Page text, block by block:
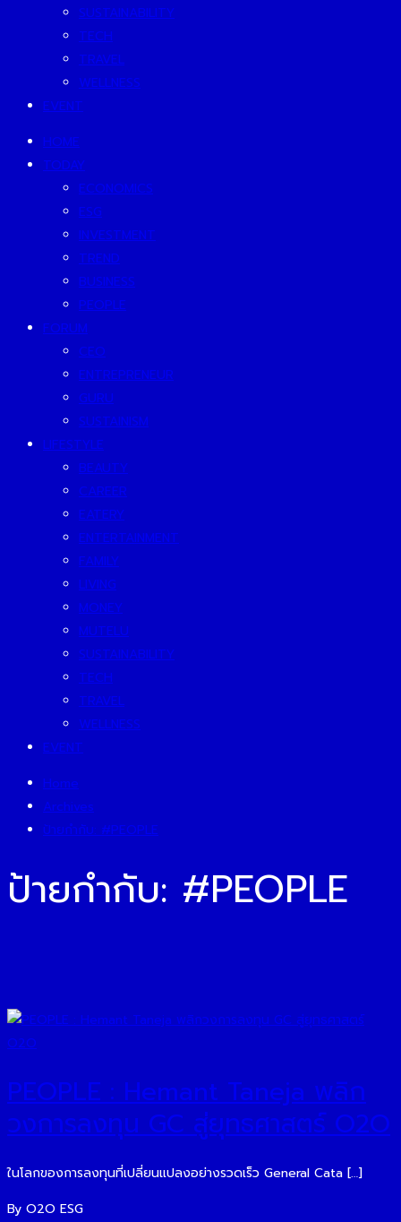
SUSTAINABILITY
TECH
TRAVEL
WELLNESS
EVENT
HOME
TODAY
ECONOMICS
ESG
INVESTMENT
TREND
BUSINESS
PEOPLE
FORUM
CEO
ENTREPRENEUR
GURU
SUSTAINISM
LIFESTYLE
BEAUTY
CAREER
EATERY
ENTERTAINMENT
FAMILY
LIVING
MONEY
MUTELU
SUSTAINABILITY
TECH
TRAVEL
WELLNESS
EVENT
Home
Archives
ป้ายกำกับ: #PEOPLE
ป้ายกำกับ: #PEOPLE
PEOPLE : Hemant Taneja พลิก
วงการลงทุน GC สู่ยุทธศาสตร์ O2O
ในโลกของการลงทุนที่เปลี่ยนแปลงอย่างรวดเร็ว General Cata […]
By O2O ESG